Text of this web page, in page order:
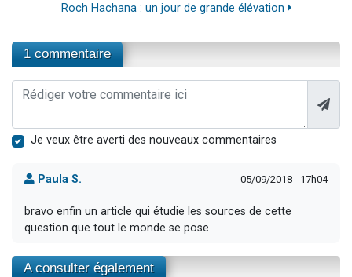
Roch Hachana : un jour de grande élévation
1 commentaire
Je veux être averti des nouveaux commentaires
Paula S. 05/09/2018 - 17h04
bravo enfin un article qui étudie les sources de cette
question que tout le monde se pose
A consulter également